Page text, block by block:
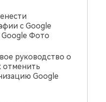
с Google
Google Фото
руководство о
отменить
Google